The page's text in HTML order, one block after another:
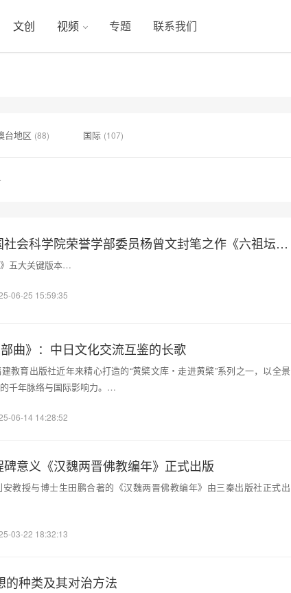
文创 视频 专题 联系我们
台地区 (88) 国际 (107)
新书推荐 | 中国社会科学院荣誉学部委员杨曾文封笔之作《六祖坛经五本汇编》
五大关键版本…
06-25 15:59:35
曲》：中日文化交流互鉴的长歌
建教育出版社近年来精心打造的“黄檗文库・走进黄檗”系列之一，以全景
千年脉络与国际影响力。…
06-14 14:28:52
意义《汉魏两晋佛教编年》正式出版
教授与博士生田鹏合著的《汉魏两晋佛教编年》由三秦出版社正式出
03-22 18:32:13
的种类及其对治方法